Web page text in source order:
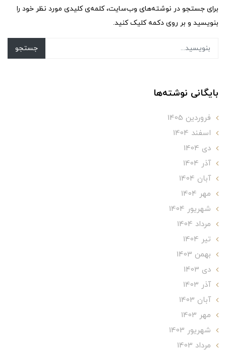
برای جستجو در نوشته‌های وب‌سایت، کلمه‌ی کلیدی مورد نظر خود را
بنویسید و بر روی دکمه کلیک کنید.
جستجو
بایگانی نوشته‌ها
فروردین 1405
اسفند 1404
دی 1404
آذر 1404
آبان 1404
مهر 1404
شهریور 1404
مرداد 1404
تير 1404
بهمن 1403
دی 1403
آذر 1403
آبان 1403
مهر 1403
شهریور 1403
مرداد 1403